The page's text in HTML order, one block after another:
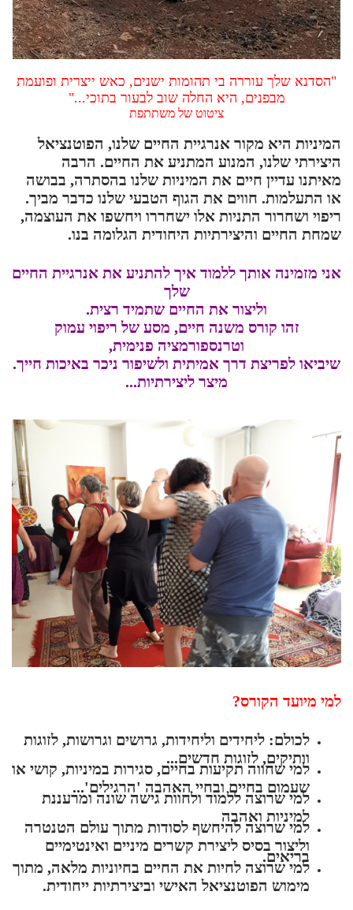
"הסדנא שלך עוררה בי תהומות ישנים, כאש ייצרית ופועמת
מבפנים, היא החלה שוב לבעור בתוכי..."
ציטוט של משתתפת
המיניות היא מקור אנרגיית החיים שלנו, הפוטנציאל
היצירתי שלנו, המנוע המתניע את החיים. הרבה
מאיתנו עדיין חיים את המיניות שלנו בהסתרה, בבושה
או התעלמות. חווים את הגוף הטבעי שלנו כדבר מביך.
ריפוי ושחרור התניות אלו ישחררו ויחשפו את העוצמה,
שמחת החיים והיצירתיות היחודית הגלומה בנו.
אני מזמינה אותך ללמוד איך להתניע את אנרגיית החיים
שלך
וליצור את החיים שתמיד רצית.
זהו קורס משנה חיים, מסע של ריפוי עמוק
וטרנספורמציה פנימית,
שיביאו לפריצת דרך אמיתית ולשיפור ניכר באיכות חייך.
מיצר ליצירתיות...
למי מיועד הקורס?
לכולם: ליחידים וליחידות, גרושים וגרושות, לזוגות
וותיקים, לזוגות חדשים...
למי שחווה תקיעות בחיים, סגירות במיניות, קושי או
שעמום בחיים ובחיי האהבה 'הרגילים'...
למי שרוצה ללמוד ולחוות גישה שונה ומרעננת
למיניות ואהבה
למי שרוצה להיחשף לסודות מתוך עולם הטנטרה
וליצור בסיס ליצירת קשרים מיניים ואינטימיים
בריאים.
למי שרוצה לחיות את החיים בחיוניות מלאה, מתוך
מימוש הפוטנציאל האישי וביצירתיות ייחודית.